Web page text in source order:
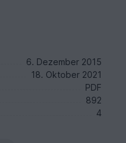
6. Dezember 2015
18. Oktober 2021
PDF
892
4